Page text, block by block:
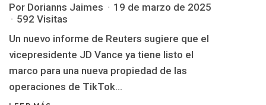
Por Dorianns Jaimes
19 de marzo de 2025
592 Visitas
Un nuevo informe de Reuters sugiere que el
vicepresidente JD Vance ya tiene listo el
marco para una nueva propiedad de las
operaciones de TikTok...